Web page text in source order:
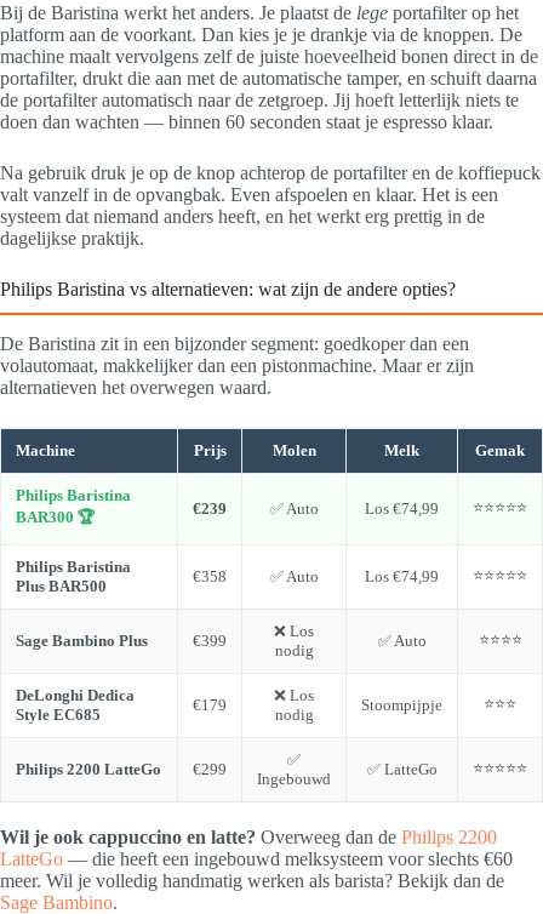
Bij de Baristina werkt het anders. Je plaatst de lege portafilter op het
platform aan de voorkant. Dan kies je je drankje via de knoppen. De
machine maalt vervolgens zelf de juiste hoeveelheid bonen direct in de
portafilter, drukt die aan met de automatische tamper, en schuift daarna
de portafilter automatisch naar de zetgroep. Jij hoeft letterlijk niets te
doen dan wachten — binnen 60 seconden staat je espresso klaar.
Na gebruik druk je op de knop achterop de portafilter en de koffiepuck
valt vanzelf in de opvangbak. Even afspoelen en klaar. Het is een
systeem dat niemand anders heeft, en het werkt erg prettig in de
dagelijkse praktijk.
Philips Baristina vs alternatieven: wat zijn de andere opties?
De Baristina zit in een bijzonder segment: goedkoper dan een
volautomaat, makkelijker dan een pistonmachine. Maar er zijn
alternatieven het overwegen waard.
Machine Prijs Molen Melk Gemak
Philips Baristina
BAR300 🏆
€239 ✅ Auto Los €74,99 ⭐⭐⭐⭐⭐
Philips Baristina
Plus BAR500
€358 ✅ Auto Los €74,99 ⭐⭐⭐⭐⭐
Sage Bambino Plus €399
❌ Los
nodig
✅ Auto ⭐⭐⭐⭐
DeLonghi Dedica
Style EC685
€179
❌ Los
nodig
Stoompijpje ⭐⭐⭐
Philips 2200 LatteGo €299
✅
Ingebouwd
✅ LatteGo ⭐⭐⭐⭐⭐
Wil je ook cappuccino en latte? Overweeg dan de Philips 2200
LatteGo — die heeft een ingebouwd melksysteem voor slechts €60
meer. Wil je volledig handmatig werken als barista? Bekijk dan de
Sage Bambino.